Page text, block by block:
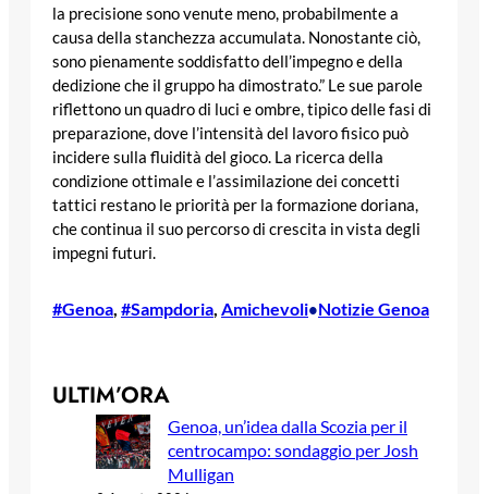
la precisione sono venute meno, probabilmente a
causa della stanchezza accumulata. Nonostante ciò,
sono pienamente soddisfatto dell’impegno e della
dedizione che il gruppo ha dimostrato.” Le sue parole
riflettono un quadro di luci e ombre, tipico delle fasi di
preparazione, dove l’intensità del lavoro fisico può
incidere sulla fluidità del gioco. La ricerca della
condizione ottimale e l’assimilazione dei concetti
tattici restano le priorità per la formazione doriana,
che continua il suo percorso di crescita in vista degli
impegni futuri.
#Genoa, #Sampdoria, Amichevoli•Notizie Genoa
ULTIM’ORA
Genoa, un’idea dalla Scozia per il
centrocampo: sondaggio per Josh
Mulligan